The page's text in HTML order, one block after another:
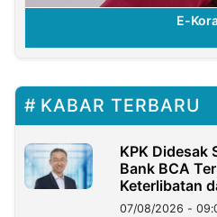
E-
KABAR TERBARU
KPK Didesak
Bank BCA
Keterlibatan
Dana
07/08/2026 -